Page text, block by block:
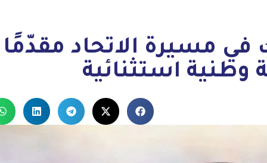
مسيرة الاتحاد مقدّمًا
استثنائية